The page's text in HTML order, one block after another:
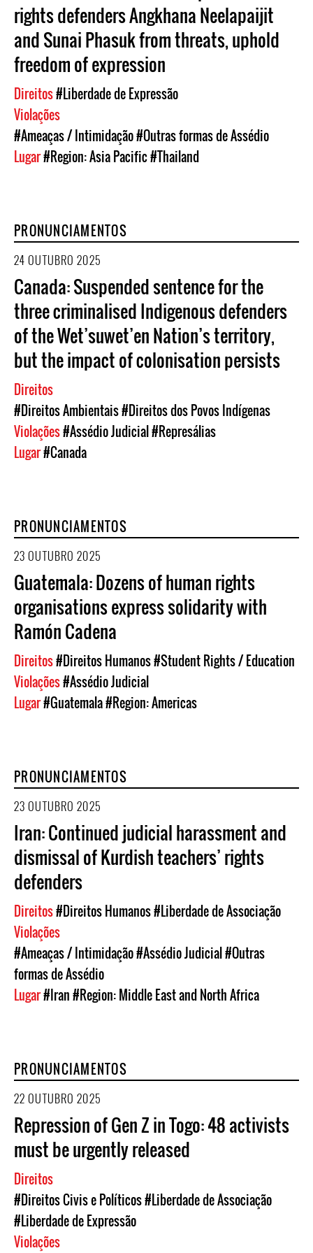
rights defenders Angkhana Neelapaijit
and Sunai Phasuk from threats, uphold
freedom of expression
Direitos#Liberdade de Expressão
Violações
#Ameaças / Intimidação#Outras formas de Assédio
Lugar#Region: Asia Pacific#Thailand
PRONUNCIAMENTOS
24 OUTUBRO 2025
Canada: Suspended sentence for the
three criminalised Indigenous defenders
of the Wet’suwet’en Nation’s territory,
but the impact of colonisation persists
Direitos
#Direitos Ambientais#Direitos dos Povos Indígenas
Violações#Assédio Judicial#Represálias
Lugar#Canada
PRONUNCIAMENTOS
23 OUTUBRO 2025
Guatemala: Dozens of human rights
organisations express solidarity with
Ramón Cadena
Direitos#Direitos Humanos#Student Rights / Education
Violações#Assédio Judicial
Lugar#Guatemala#Region: Americas
PRONUNCIAMENTOS
23 OUTUBRO 2025
Iran: Continued judicial harassment and
dismissal of Kurdish teachers’ rights
defenders
Direitos#Direitos Humanos#Liberdade de Associação
Violações
#Ameaças / Intimidação#Assédio Judicial#Outras
formas de Assédio
Lugar#Iran#Region: Middle East and North Africa
PRONUNCIAMENTOS
22 OUTUBRO 2025
Repression of Gen Z in Togo: 48 activists
must be urgently released
Direitos
#Direitos Civis e Políticos#Liberdade de Associação
#Liberdade de Expressão
Violações